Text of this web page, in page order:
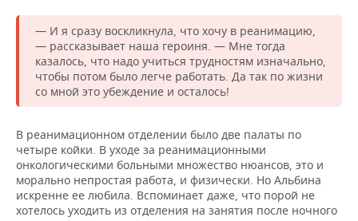
— И я сразу воскликнула, что хочу в реанимацию,
— рассказывает наша героиня. — Мне тогда
казалось, что надо учиться трудностям изначально,
чтобы потом было легче работать. Да так по жизни
со мной это убеждение и осталось!
В реанимационном отделении было две палаты по
четыре койки. В уходе за реанимационными
онкологическими больными множество нюансов, это и
морально непростая работа, и физически. Но Альбина
искренне ее любила. Вспоминает даже, что порой не
хотелось уходить из отделения на занятия после ночного